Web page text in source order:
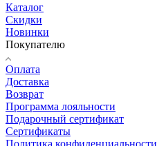
Каталог
Скидки
Новинки
Покупателю
Оплата
Доставка
Возврат
Программа лояльности
Подарочный сертификат
Сертификаты
Политика конфиденциальности